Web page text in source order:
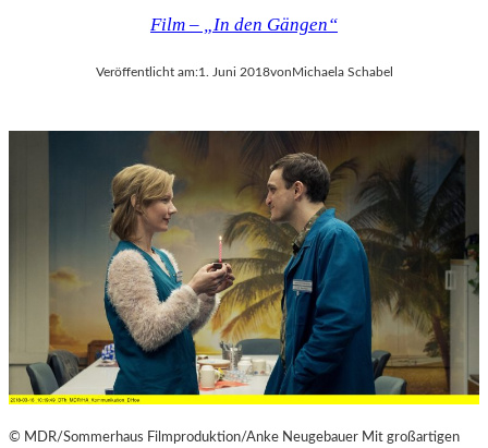
Film – „In den Gängen“
Veröffentlicht am:1. Juni 2018vonMichaela Schabel
© MDR/Sommerhaus Filmproduktion/Anke Neugebauer Mit großartigen